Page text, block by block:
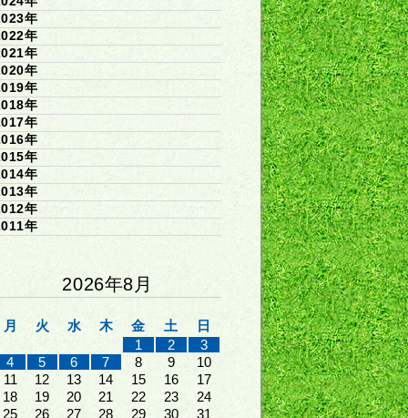
年
年
年
年
年
年
年
年
年
年
年
年
年
2026年8月
月 火 水 木 金 土
日
1
2
3
4
5 6 7 8 9
10
11
12 13 14 15 16
17
18
19 20 21 22 23
24
25
26 27 28 29 30 31